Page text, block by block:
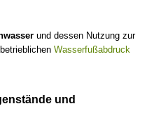
und dessen Nutzung zur
Wasserfußabdruck
und